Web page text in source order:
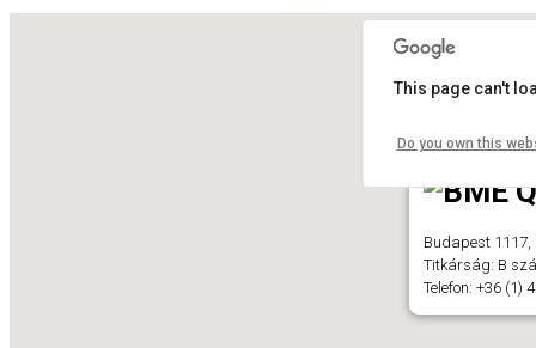
Budapest
Titkárság: B
Telefon: +36 (1)
This page can't
Do you own this